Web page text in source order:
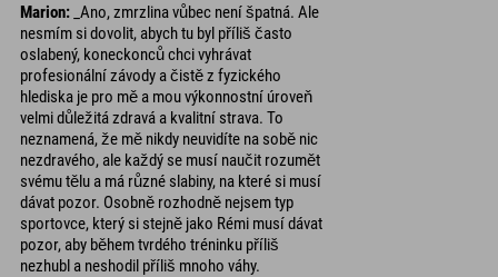
Marion: _Ano, zmrzlina vůbec není špatná. Ale
nesmím si dovolit, abych tu byl příliš často
oslabený, koneckonců chci vyhrávat
profesionální závody a čistě z fyzického
hlediska je pro mě a mou výkonnostní úroveň
velmi důležitá zdravá a kvalitní strava. To
neznamená, že mě nikdy neuvidíte na sobě nic
nezdravého, ale každý se musí naučit rozumět
svému tělu a má různé slabiny, na které si musí
dávat pozor. Osobně rozhodně nejsem typ
sportovce, který si stejně jako Rémi musí dávat
pozor, aby během tvrdého tréninku příliš
nezhubl a neshodil příliš mnoho váhy.